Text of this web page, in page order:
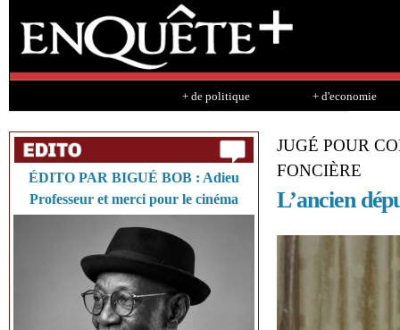
+ de politique + d'economie
ÉDITO PAR BIGUÉ BOB : Adieu
Professeur et merci pour le cinéma
JUGÉ POUR
FONCIÈRE
L’ancien